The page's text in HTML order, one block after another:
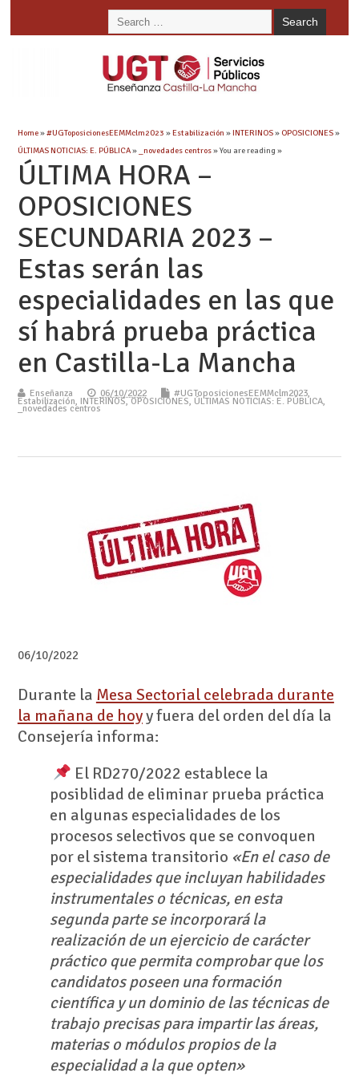
Home»#UGToposicionesEEMMclm2023 »Estabilización »INTERINOS» OPOSICIONES»
ÚLTIMAS NOTICIAS: E. PÚBLICA» _novedades centros» You are reading »
ÚLTIMA HORA –
OPOSICIONES
SECUNDARIA 2023 –
Estas serán las
especialidades en las que
sí habrá prueba práctica
en Castilla-La Mancha
Enseñanza 06/10/2022 #UGToposicionesEEMMclm2023,
Estabilización, INTERINOS,OPOSICIONES, ÚLTIMAS NOTICIAS: E. PÚBLICA,
_novedades centros
06/10/2022
Durante la Mesa Sectorial celebrada durante
la mañana de hoyy fuera del orden del día la
Consejería informa:
El RD270/2022 establece la
posiblidad de eliminar prueba práctica
en algunas especialidades de los
procesos selectivos que se convoquen
por el sistema transitorio «En el caso de
especialidades que incluyan habilidades
instrumentales o técnicas, en esta
segunda parte se incorporará la
realización de un ejercicio de carácter
práctico que permita comprobar que los
candidatos poseen una formación
científica y un dominio de las técnicas de
trabajo precisas para impartir las áreas,
materias o módulos propios de la
especialidad a la que opten»